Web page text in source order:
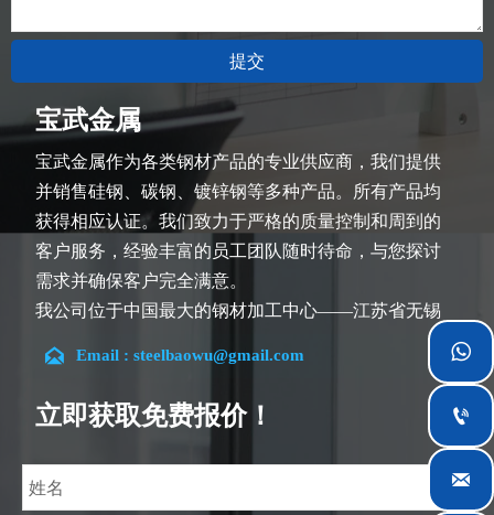
提交
宝武金属
宝武金属作为各类钢材产品的专业供应商，我们提供
并销售硅钢、碳钢、镀锌钢等多种产品。所有产品均
获得相应认证。我们致力于严格的质量控制和周到的
客户服务，经验丰富的员工团队随时待命，与您探讨
需求并确保客户完全满意。
我公司位于中国最大的钢材加工中心——江苏省无锡
市。团队深耕行业14余年，在各类硅钢项目上具有丰
富经验，熟悉CE、SGS等多种硅钢标准。我们可根据
特殊需求进行设计定制，并确保安全性、高效性及合
理价格。目前我们已逐步扩展至五座专业配送仓库和
钢材加工设施，为全球采矿、建筑、工程及通用制造
业提供专业服务。
 Email : steelbaowu@gmail.com
立即获取免费报价！


